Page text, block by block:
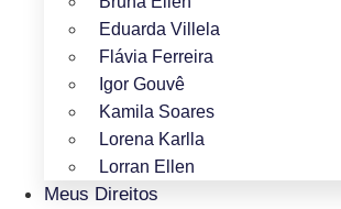
Eduarda Villela
Flávia Ferreira
Igor Gouvê
Kamila Soares
Lorena Karlla
Lorran Ellen
Meus Direitos